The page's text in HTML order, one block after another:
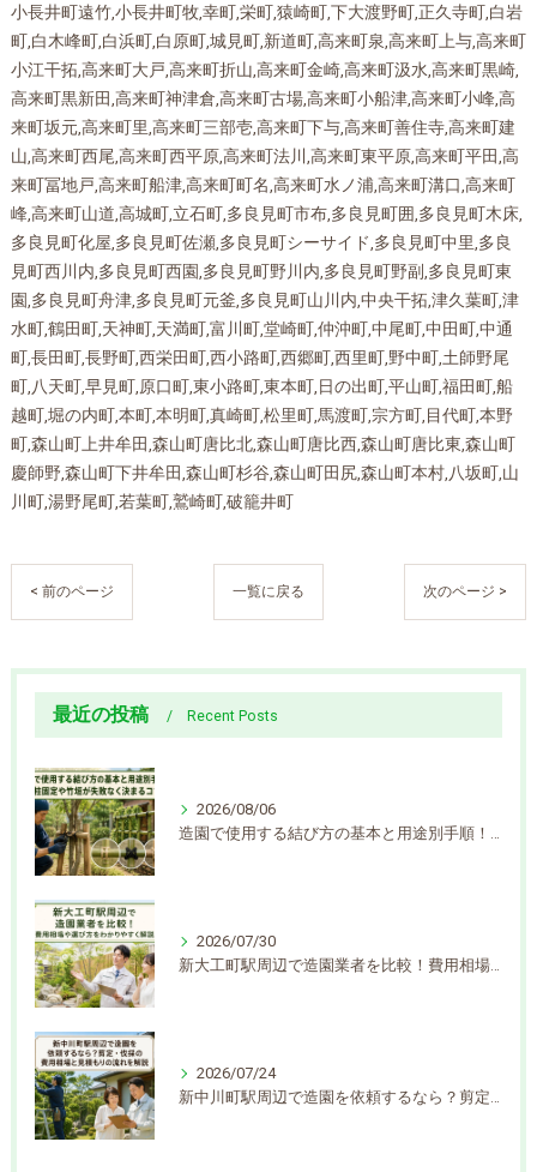
小長井町遠竹,小長井町牧,幸町,栄町,猿崎町,下大渡野町,正久寺町,白岩
町,白木峰町,白浜町,白原町,城見町,新道町,高来町泉,高来町上与,高来町
小江干拓,高来町大戸,高来町折山,高来町金崎,高来町汲水,高来町黒崎,
高来町黒新田,高来町神津倉,高来町古場,高来町小船津,高来町小峰,高
来町坂元,高来町里,高来町三部壱,高来町下与,高来町善住寺,高来町建
山,高来町西尾,高来町西平原,高来町法川,高来町東平原,高来町平田,高
来町冨地戸,高来町船津,高来町町名,高来町水ノ浦,高来町溝口,高来町
峰,高来町山道,高城町,立石町,多良見町市布,多良見町囲,多良見町木床,
多良見町化屋,多良見町佐瀬,多良見町シーサイド,多良見町中里,多良
見町西川内,多良見町西園,多良見町野川内,多良見町野副,多良見町東
園,多良見町舟津,多良見町元釜,多良見町山川内,中央干拓,津久葉町,津
水町,鶴田町,天神町,天満町,富川町,堂崎町,仲沖町,中尾町,中田町,中通
町,長田町,長野町,西栄田町,西小路町,西郷町,西里町,野中町,土師野尾
町,八天町,早見町,原口町,東小路町,東本町,日の出町,平山町,福田町,船
越町,堀の内町,本町,本明町,真崎町,松里町,馬渡町,宗方町,目代町,本野
町,森山町上井牟田,森山町唐比北,森山町唐比西,森山町唐比東,森山町
慶師野,森山町下井牟田,森山町杉谷,森山町田尻,森山町本村,八坂町,山
川町,湯野尾町,若葉町,鷲崎町,破籠井町
< 前のページ 一覧に戻る 次のページ >
最近の投稿 Recent Posts
2026/08/06
2026/07/30
新大工町駅周辺で造園業者を比較！費用相場や選び方をわかりやすく解説
2026/07/24